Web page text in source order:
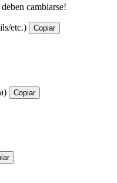
cambiarse!
etc.) Copiar
Copiar